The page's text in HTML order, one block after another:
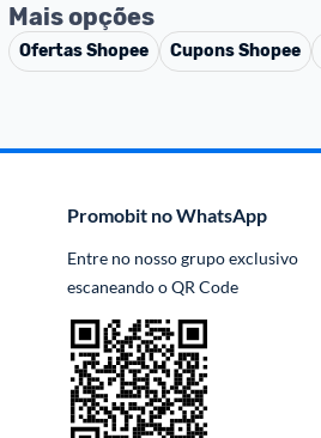
Mais opções
OfertasShopee CuponsShopee
Promobit no WhatsApp
Entre no nosso grupo exclusivo
escaneando o QR Code